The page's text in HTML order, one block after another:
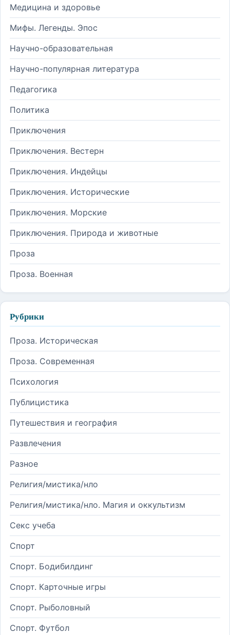
Медицина и здоровье
Мифы. Легенды. Эпос
Научно-образовательная
Научно-популярная литература
Педагогика
Политика
Приключения
Приключения. Вестерн
Приключения. Индейцы
Приключения. Исторические
Приключения. Морские
Приключения. Природа и животные
Проза
Проза. Военная
Рубрики
Проза. Историческая
Проза. Современная
Психология
Публицистика
Путешествия и география
Развлечения
Разное
Религия/мистика/нло
Религия/мистика/нло. Магия и оккультизм
Секс учеба
Спорт
Спорт. Бодибилдинг
Спорт. Карточные игры
Спорт. Рыболовный
Спорт. Футбол